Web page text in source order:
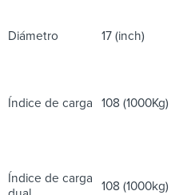
Diámetro 17 (inch)
Índice de carga 108 (1000Kg)
Índice de carga
108 (1000kg)